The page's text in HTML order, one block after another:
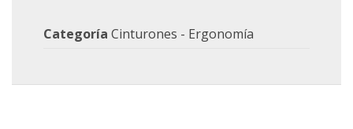
Categoría Cinturones - Ergonomía